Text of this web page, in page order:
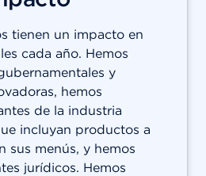
tienen un impacto en
cada año. Hemos
y
hemos
de la industria
incluyan productos a
sus menús, y hemos
jurídicos. Hemos